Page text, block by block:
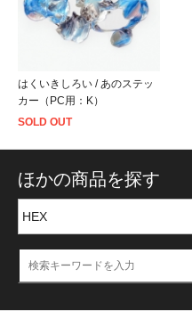
はくいきしろい / あのステッ
カー（PC用：K）
SOLD OUT
ほかの商品を探す